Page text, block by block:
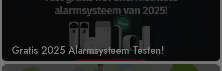
Gratis 2025 Alarmsysteem Testen!